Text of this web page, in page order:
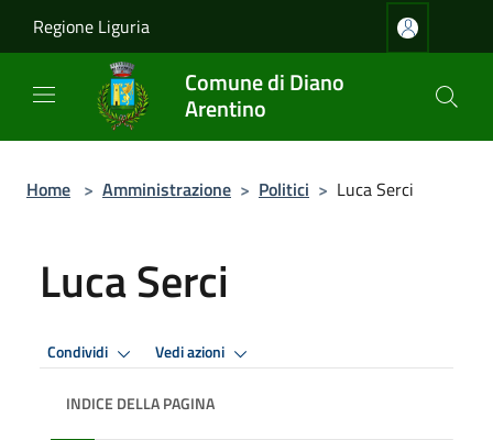
Regione Liguria
Comune di Diano
Arentino
Home > Amministrazione > Politici > Luca Serci
Luca Serci
Condividi Vedi azioni
INDICE DELLA PAGINA